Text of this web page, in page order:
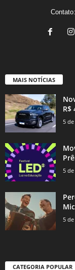
Contato:
MAIS NOTÍCIAS
R$
5
5
5
CATEGORIA POPULAR